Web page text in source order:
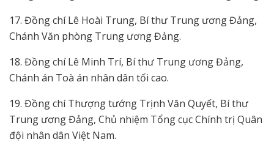
17. Đồng chí Lê Hoài Trung, Bí thư Trung ương Đảng,
Chánh Văn phòng Trung ương Đảng.
18. Đồng chí Lê Minh Trí, Bí thư Trung ương Đảng,
Chánh án Toà án nhân dân tối cao.
19. Đồng chí Thượng tướng Trịnh Văn Quyết, Bí thư
Trung ương Đảng, Chủ nhiệm Tổng cục Chính trị Quân
đội nhân dân Việt Nam.